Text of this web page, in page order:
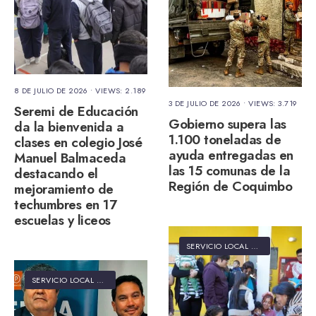
8 DE JULIO DE 2026 •VIEWS: 2.189
Seremi de Educación
da la bienvenida a
clases en colegio José
Manuel Balmaceda
destacando el
mejoramiento de
techumbres en 17
escuelas y liceos
3 DE JULIO DE 2026 •VIEWS: 3.719
Gobierno supera las
1.100 toneladas de
ayuda entregadas en
las 15 comunas de la
Región de Coquimbo
SERVICIO LOCAL DE EDUCACIÓN PÚBLICA ELQUI
SERVICIO LOCAL DE EDUCACIÓN PÚBLICA ELQUI